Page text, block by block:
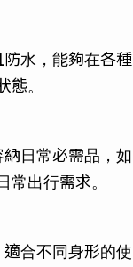
水，能夠在各種
。
日常必需品，如
出行需求。
合不同身形的使